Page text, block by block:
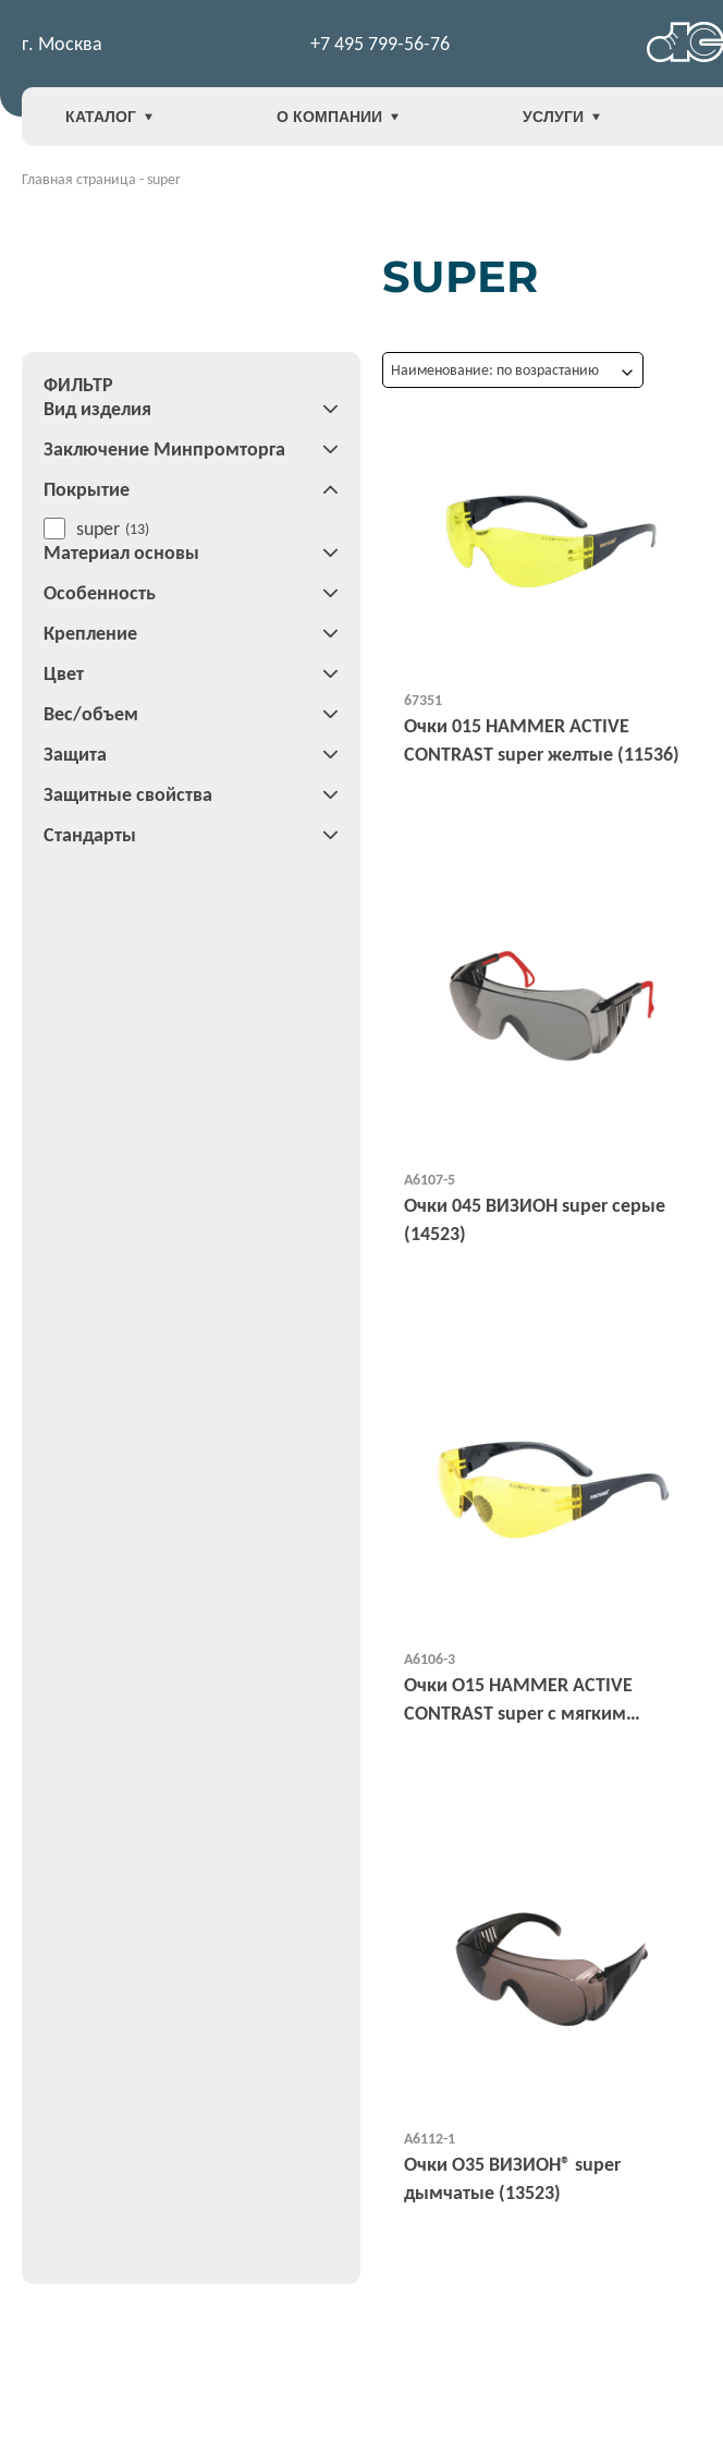
г. Москва +7 495 799-56-76
КАТАЛОГ О КОМПАНИИ УСЛУГИ
Главная страница -super
SUPER
ФИЛЬТР
Вид изделия
Заключение Минпромторга
Покрытие
super (13)
Материал основы
Особенность
Крепление
Цвет
Вес/объем
Защита
Защитные свойства
Стандарты
Наименование: по возрастанию
67351
Очки 015 HAMMER ACTIVE
CONTRAST super желтые (11536)
А6107-5
Очки 045 ВИЗИОН super серые
(14523)
А6106-3
Очки О15 HAMMER ACTIVЕ
CONTRAST super с мягким
А6112-1
Очки О35 ВИЗИОН® super
дымчатые (13523)